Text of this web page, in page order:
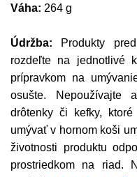
Váha: 264 g
Údržba:
Produkty
rozdeľte na jednotlivé
prípravkom na
osušte. Nepoužívajte
drôtenky či kefky,
umývať v hornom koši
životnosti produktu
prostriedkom na riad.